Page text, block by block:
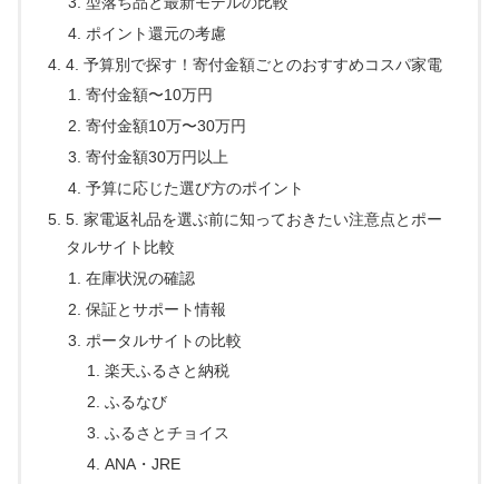
ポイント還元の考慮
4. 予算別で探す！寄付金額ごとのおすすめコスパ家電
寄付金額〜10万円
寄付金額10万〜30万円
寄付金額30万円以上
予算に応じた選び方のポイント
5. 家電返礼品を選ぶ前に知っておきたい注意点とポー
タルサイト比較
在庫状況の確認
保証とサポート情報
ポータルサイトの比較
楽天ふるさと納税
ふるなび
ふるさとチョイス
ANA・JRE